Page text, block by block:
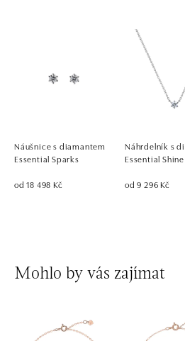
Náušnice s diamantem
Essential Sparks
od 18 498 Kč
Náhrdelník s
Essential Shine
od 9 296 Kč
Mohlo by vás zajímat